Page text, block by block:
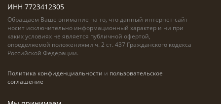
ИНН 7723412305
Обращаем Ваше внимание на то, что данный интернет-сайт
носит исключительно информационный характер и ни при
каких условиях не является публичной офертой,
определяемой положениями ч. 2 ст. 437 Гражданского кодекса
Российской Федерации.
Политика конфиденциальности и пользовательское
соглашение